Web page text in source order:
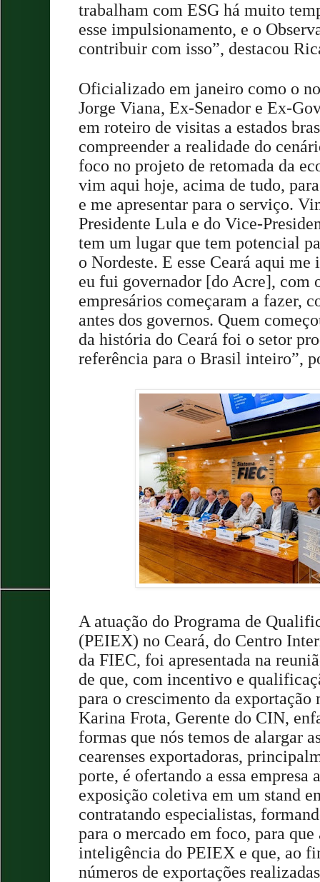
trabalham com ESG há muito
esse impulsionamento, e o
contribuir com isso”, destacou
Oficializado em janeiro como o
Jorge Viana, Ex-Senador e Ex-
em roteiro de visitas a estados
compreender a realidade do
foco no projeto de retomada da
vim aqui hoje, acima de tudo,
e me apresentar para o serviço.
Presidente Lula e do Vice-
tem um lugar que tem potencial
o Nordeste. E esse Ceará aqui
eu fui governador [do Acre], com
empresários começaram a fazer,
antes dos governos. Quem
da história do Ceará foi o setor
referência para o Brasil inteiro”,
A atuação do Programa de
(PEIEX) no Ceará, do Centro
da FIEC, foi apresentada na
de que, com incentivo e
para o crescimento da exportação
Karina Frota, Gerente do CIN,
formas que nós temos de alargar
cearenses exportadoras,
porte, é ofertando a essa empresa
exposição coletiva em um stand
contratando especialistas,
para o mercado em foco, para
inteligência do PEIEX e que, ao
números de exportações